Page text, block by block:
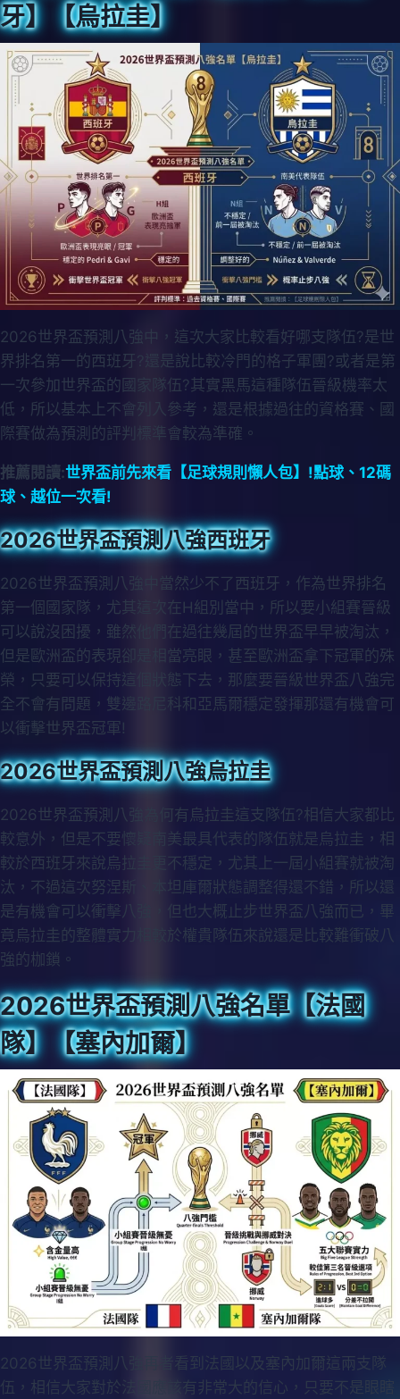
牙】【烏拉圭】
2026世界盃預測八強中，這次大家比較看好哪支隊伍?是世
界排名第一的西班牙?還是說比較冷門的格子軍團?或者是第
一次參加世界盃的國家隊伍?其實黑馬這種隊伍晉級機率太
低，所以基本上不會列入參考，還是根據過往的資格賽、國
際賽做為預測的評判標準會較為準確。
推薦閱讀:世界盃前先來看【足球規則懶人包】!點球、12碼
球、越位一次看!
2026世界盃預測八強西班牙
2026世界盃預測八強中當然少不了西班牙，作為世界排名
第一個國家隊，尤其這次在H組別當中，所以要小組賽晉級
可以說沒困擾，雖然他們在過往幾屆的世界盃早早被淘汰，
但是歐洲盃的表現卻是相當亮眼，甚至歐洲盃拿下冠軍的殊
榮，只要可以保持這個狀態下去，那麼要晉級世界盃八強完
全不會有問題，雙邊路尼科和亞馬爾穩定發揮那還有機會可
以衝擊世界盃冠軍!
2026世界盃預測八強烏拉圭
2026世界盃預測八強為何有烏拉圭這支隊伍?相信大家都比
較意外，但是不要懷疑南美最具代表的隊伍就是烏拉圭，相
較於西班牙來說烏拉圭更不穩定，尤其上一屆小組賽就被淘
汰，不過這次努涅斯、本坦庫爾狀態調整得還不錯，所以還
是有機會可以衝擊八強，但也大概止步世界盃八強而已，畢
竟烏拉圭的整體實力相較於權貴隊伍來說還是比較難衝破八
強的枷鎖。
2026世界盃預測八強名單【法國
隊】【塞內加爾】
2026世界盃預測八強再者看到法國以及塞內加爾這兩支隊
伍，相信大家對於法國應該有非常大的信心，只要不是眼瞎